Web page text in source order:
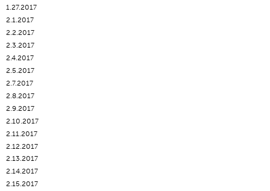
1.27.2017
2.1.2017
2.2.2017
2.3.2017
2.4.2017
2.5.2017
2.7.2017
2.8.2017
2.9.2017
2.10.2017
2.11.2017
2.12.2017
2.13.2017
2.14.2017
2.15.2017